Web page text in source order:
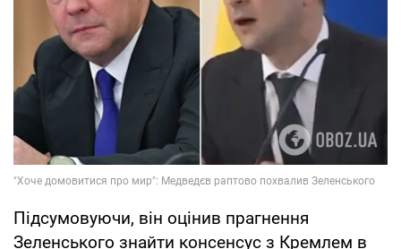
Підсумовуючи, він оцінив прагнення
Зеленського знайти консенсус з Кремлем в